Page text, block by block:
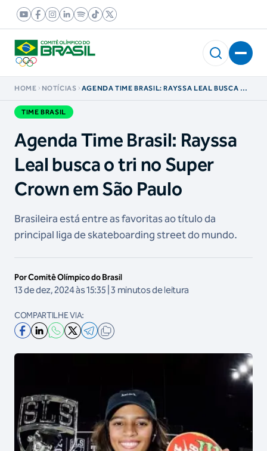
HOME NOTÍCIAS
AGENDA TIME BRASIL: RAYSSA LEAL BUSCA O
TIME BRASIL
Agenda Time Brasil: Rayssa
Leal busca o tri no Super
Crown em São Paulo
Brasileira está entre as favoritas ao título da
principal liga de skateboarding street do mundo.
Por Comitê Olímpico do Brasil
13 de dez, 2024 às 15:35 | 3 minutos de leitura
COMPARTILHE VIA: